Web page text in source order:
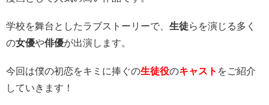
学校を舞台としたラブストーリーで、 生徒らを演じる多く
の女優や俳優が出演します。
今回は僕の初恋をキミに捧ぐの生徒役のキャスト をご紹介
していきます！